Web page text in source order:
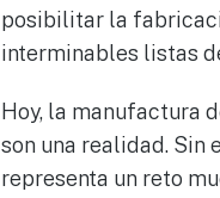
posibilitar la
interminables listas
Hoy, la manufactura
son una realidad. Sin
representa un reto